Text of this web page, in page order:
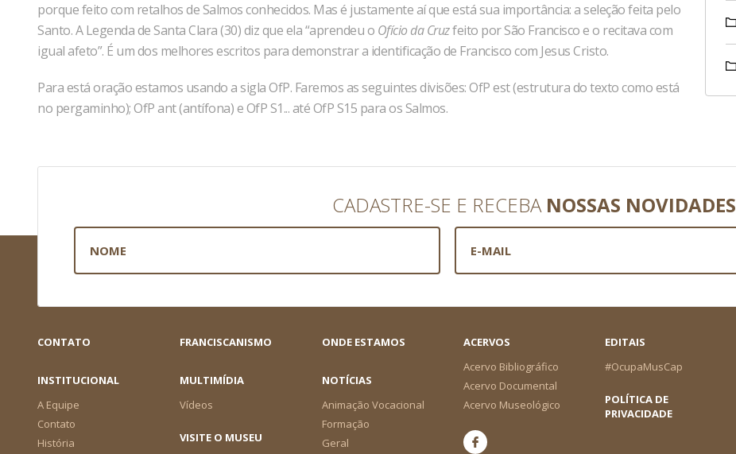
porque feito com retalhos de Salmos conhecidos. Mas é justamente aí que está sua importância: a seleção feita pelo
Santo. A Legenda de Santa Clara (30) diz que ela “aprendeu o Ofício da Cruzfeito por São Francisco e o recitava com
igual afeto”. É um dos melhores escritos para demonstrar a identificação de Francisco com Jesus Cristo.
Para está oração estamos usando a sigla OfP. Faremos as seguintes divisões: OfP est (estrutura do texto como está
no pergaminho); OfP ant (antífona) e OfP S1... até OfP S15 para os Salmos.
CADASTRE-SE E RECEBA NOSSAS NOVIDADES
CONTATO FRANCISCANISMO ONDE ESTAMOS
ACERVOS
Acervo Bibliográfico
Acervo Documental
Acervo Museológico
EDITAIS
#OcupaMusCap
INSTITUCIONAL
A Equipe
Contato
História
MULTIMÍDIA
Vídeos
NOTÍCIAS
Animação Vocacional
Formação
Geral
POLÍTICA DE
PRIVACIDADE
VISITE O MUSEU